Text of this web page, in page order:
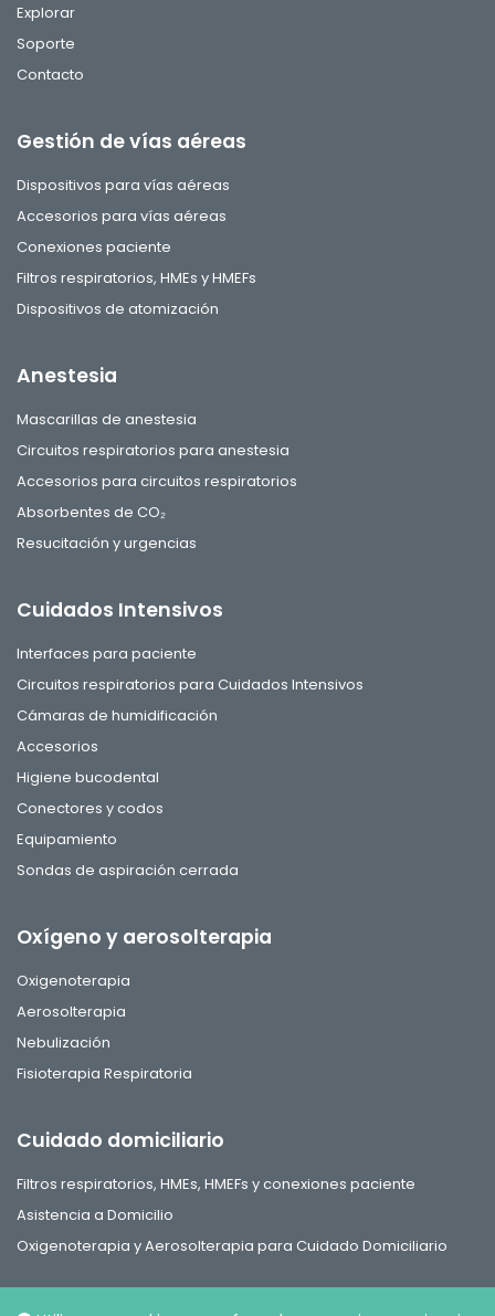
Explorar
Soporte
Contacto
Gestión de vías aéreas
Dispositivos para vías aéreas
Accesorios para vías aéreas
Conexiones paciente
Filtros respiratorios, HMEs y HMEFs
Dispositivos de atomización
Anestesia
Mascarillas de anestesia
Circuitos respiratorios para anestesia
Accesorios para circuitos respiratorios
Absorbentes de CO₂
Resucitación y urgencias
Cuidados Intensivos
Interfaces para paciente
Circuitos respiratorios para Cuidados Intensivos
Cámaras de humidificación
Accesorios
Higiene bucodental
Conectores y codos
Equipamiento
Sondas de aspiración cerrada
Oxígeno y aerosolterapia
Oxigenoterapia
Aerosolterapia
Nebulización
Fisioterapia Respiratoria
Cuidado domiciliario
Filtros respiratorios, HMEs, HMEFs y conexiones paciente
Asistencia a Domicilio
Oxigenoterapia y Aerosolterapia para Cuidado Domiciliario